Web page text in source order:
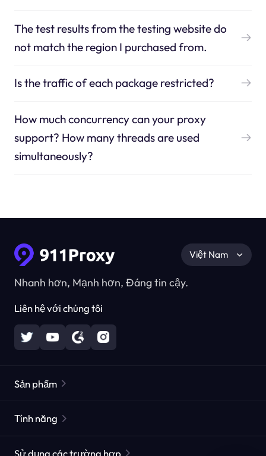
The test results from the testing website do
not match the region I purchased from.
Is the traffic of each package restricted?
How much concurrency can your proxy
support? How many threads are used
simultaneously?
Nhanh hơn, Mạnh hơn, Đáng tin cậy.
Liên hệ với chúng tôi
Việt Nam
Sản phẩm
Các proxy dân cư tĩnh
Tính năng
Sử dụng các trường hợp